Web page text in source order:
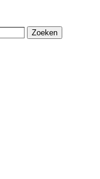
Zoeken